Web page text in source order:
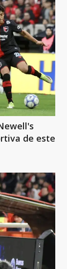
de este